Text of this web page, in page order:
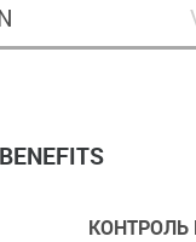
BENEFITS